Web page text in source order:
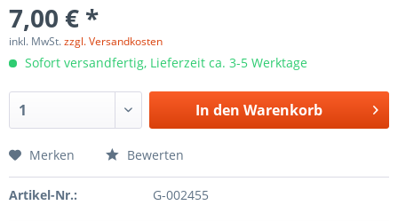
7,00 € *
inkl. MwSt.zzgl. Versandkosten
Sofort versandfertig, Lieferzeit ca. 3-5 Werktage
In den Warenkorb
Merken Bewerten
Artikel-Nr.: G-002455